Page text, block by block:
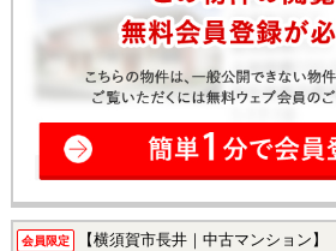
会員限定 【横須賀市長井｜中古マンション】